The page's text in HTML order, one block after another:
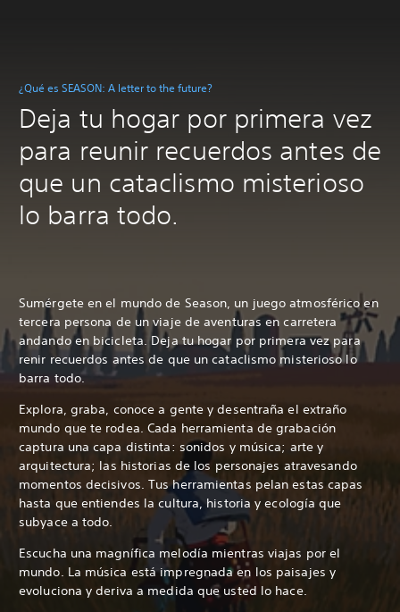
¿Qué es SEASON: A letter to the future?
Deja tu hogar por primera vez
para reunir recuerdos antes de
que un cataclismo misterioso
lo barra todo.
Sumérgete en el mundo de Season, un juego atmosférico en
tercera persona de un viaje de aventuras en carretera
andando en bicicleta. Deja tu hogar por primera vez para
renir recuerdos antes de que un cataclismo misterioso lo
barra todo.
Explora, graba, conoce a gente y desentraña el extraño
mundo que te rodea. Cada herramienta de grabación
captura una capa distinta: sonidos y música; arte y
arquitectura; las historias de los personajes atravesando
momentos decisivos. Tus herramientas pelan estas capas
hasta que entiendes la cultura, historia y ecología que
subyace a todo.
Escucha una magnífica melodía mientras viajas por el
mundo. La música está impregnada en los paisajes y
evoluciona y deriva a medida que usted lo hace.